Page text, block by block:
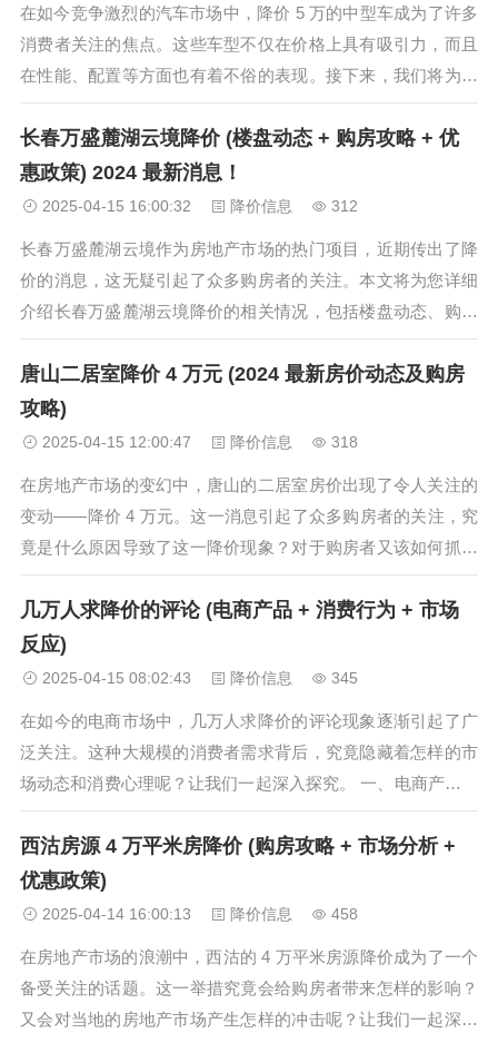
在如今竞争激烈的汽车市场中，降价 5 万的中型车成为了许多
消费者关注的焦点。这些车型不仅在价格上具有吸引力，而且
在性能、配置等方面也有着不俗的表现。接下来，我们将为大
家介绍几款降价 5 万的中型车，并对它们进行详细的分析。 本
田雅阁（外观设计与内饰细节） 本田雅阁一直以来都是中型车
市场的佼佼者，其...
长春万盛麓湖云境降价 (楼盘动态 + 购房攻略 + 优
惠政策) 2024 最新消息！
2025-04-15 16:00:32 降价信息 312
长春万盛麓湖云境作为房地产市场的热门项目，近期传出了降
价的消息，这无疑引起了众多购房者的关注。本文将为您详细
介绍长春万盛麓湖云境降价的相关情况，包括楼盘动态、购房
攻略以及优惠政策等方面，让您在购房过程中更加明智。 长春
万盛麓湖云境楼盘动态 长春万盛麓湖云境一直以来都以其高品
质的建筑和优美的环境而受...
唐山二居室降价 4 万元 (2024 最新房价动态及购房
攻略)
2025-04-15 12:00:47 降价信息 318
在房地产市场的变幻中，唐山的二居室房价出现了令人关注的
变动——降价 4 万元。这一消息引起了众多购房者的关注，究
竟是什么原因导致了这一降价现象？对于购房者又该如何抓住
这一机遇？本文将为你详细解读唐山二居室降价 4 万元的背后
故事，并提供相关的购房攻略。 一、唐山房地产市场概况 唐
山作为河北省的重要...
几万人求降价的评论 (电商产品 + 消费行为 + 市场
反应)
2025-04-15 08:02:43 降价信息 345
在如今的电商市场中，几万人求降价的评论现象逐渐引起了广
泛关注。这种大规模的消费者需求背后，究竟隐藏着怎样的市
场动态和消费心理呢？让我们一起深入探究。 一、电商产品角
度 当一款电商产品引发几万人求降价的评论时，往往意味着该
产品在市场上具有一定的热度和影响力。可能是产品的功能、
品质或设计吸引了众多消费...
西沽房源 4 万平米房降价 (购房攻略 + 市场分析 +
优惠政策)
2025-04-14 16:00:13 降价信息 458
在房地产市场的浪潮中，西沽的 4 万平米房源降价成为了一个
备受关注的话题。这一举措究竟会给购房者带来怎样的影响？
又会对当地的房地产市场产生怎样的冲击呢？让我们一起深入